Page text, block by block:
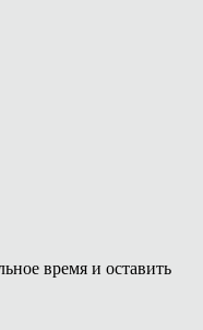
время и оставить